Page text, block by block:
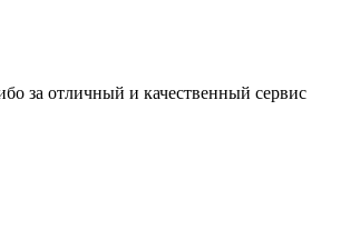
за отличный и качественный сервис